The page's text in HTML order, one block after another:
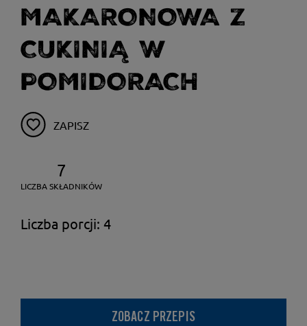
MAKARONOWA Z
CUKINIĄ W
POMIDORACH
ZAPISZ
7
LICZBA SKŁADNIKÓW
Liczba porcji: 4
ZOBACZ PRZEPIS